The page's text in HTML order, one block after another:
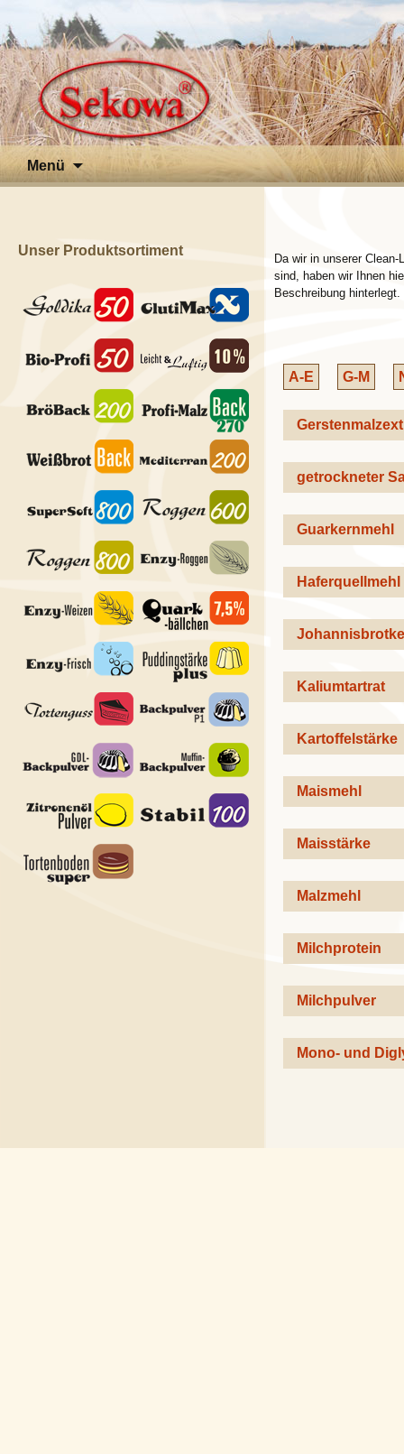
Menü
Zum
Inhalt
Da wir in unserer
sind, haben wir Ihnen
Beschreibung hinterlegt.
A-E G-M
getrockneter
Guarkernmehl
Haferquellmehl
Kaliumtartrat
Kartoffelstärke
Maismehl
Maisstärke
Malzmehl
Milchprotein
Milchpulver
Mono- und
Unser Produktsortiment